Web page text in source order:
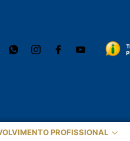
PROFISSIONAL